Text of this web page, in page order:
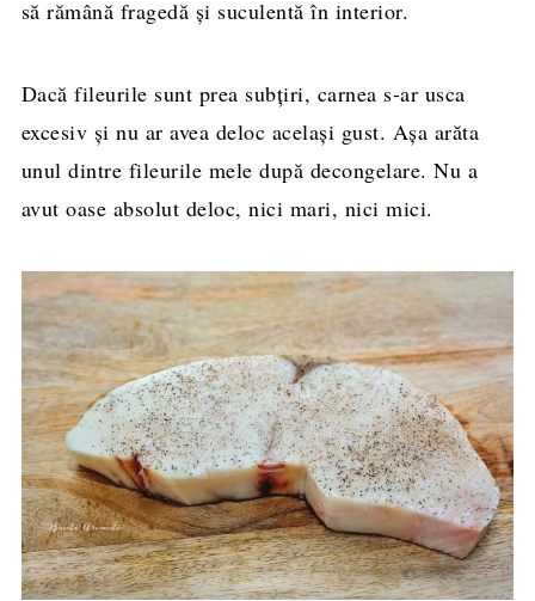
să rămână fragedă şi suculentă în interior.
Dacă fileurile sunt prea subţiri, carnea s-ar usca
excesiv şi nu ar avea deloc acelaşi gust. Aşa arăta
unul dintre fileurile mele după decongelare. Nu a
avut oase absolut deloc, nici mari, nici mici.